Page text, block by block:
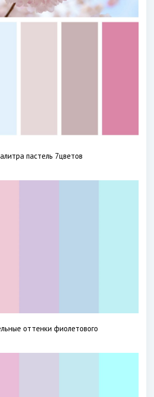
пастель 7цветов
оттенки фиолетового